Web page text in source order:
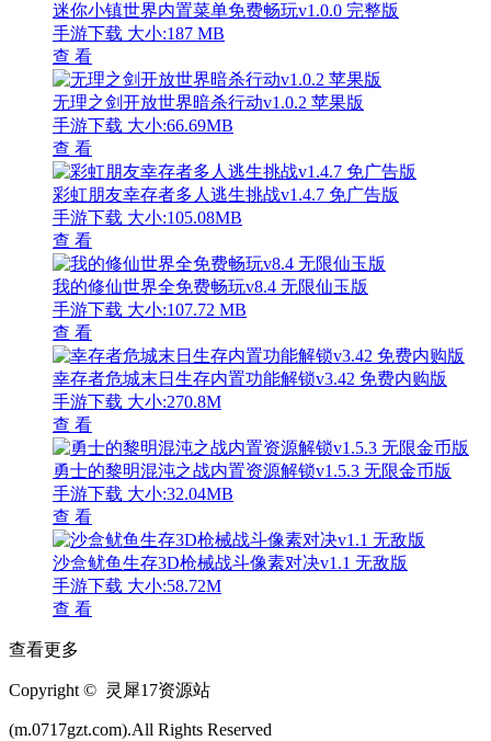
迷你小镇世界内置菜单免费畅玩v1.0.0 完整版
手游下载 大小:187 MB
查 看
无理之剑开放世界暗杀行动v1.0.2 苹果版
手游下载 大小:66.69MB
查 看
彩虹朋友幸存者多人逃生挑战v1.4.7 免广告版
手游下载 大小:105.08MB
查 看
我的修仙世界全免费畅玩v8.4 无限仙玉版
手游下载 大小:107.72 MB
查 看
幸存者危城末日生存内置功能解锁v3.42 免费内购版
手游下载 大小:270.8M
查 看
勇士的黎明混沌之战内置资源解锁v1.5.3 无限金币版
手游下载 大小:32.04MB
查 看
沙盒鱿鱼生存3D枪械战斗像素对决v1.1 无敌版
手游下载 大小:58.72M
查 看
查看更多
Copyright © 灵犀17资源站
(m.0717gzt.com).All Rights Reserved